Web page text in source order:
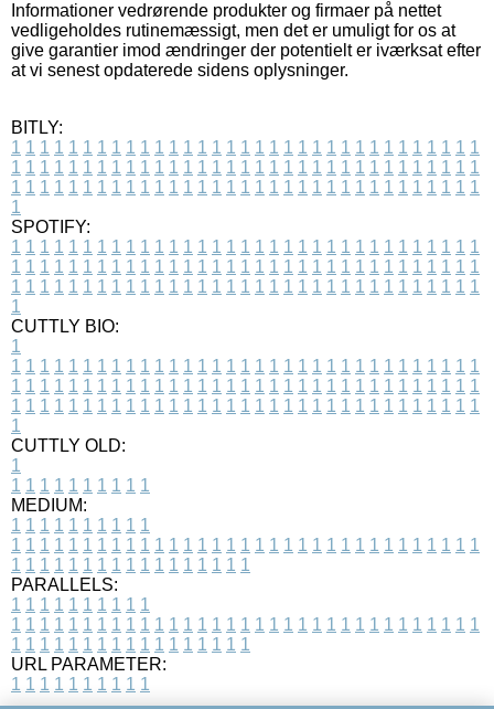
Informationer vedrørende produkter og firmaer på nettet
vedligeholdes rutinemæssigt, men det er umuligt for os at
give garantier imod ændringer der potentielt er iværksat efter
at vi senest opdaterede sidens oplysninger.
BITLY:
1 1 1 1 1 1 1 1 1 1 1 1 1 1 1 1 1 1 1 1 1 1 1 1 1 1 1 1 1 1 1 1 1
1 1 1 1 1 1 1 1 1 1 1 1 1 1 1 1 1 1 1 1 1 1 1 1 1 1 1 1 1 1 1 1 1
1 1 1 1 1 1 1 1 1 1 1 1 1 1 1 1 1 1 1 1 1 1 1 1 1 1 1 1 1 1 1 1 1
1
SPOTIFY:
1 1 1 1 1 1 1 1 1 1 1 1 1 1 1 1 1 1 1 1 1 1 1 1 1 1 1 1 1 1 1 1 1
1 1 1 1 1 1 1 1 1 1 1 1 1 1 1 1 1 1 1 1 1 1 1 1 1 1 1 1 1 1 1 1 1
1 1 1 1 1 1 1 1 1 1 1 1 1 1 1 1 1 1 1 1 1 1 1 1 1 1 1 1 1 1 1 1 1
1
CUTTLY BIO:
1
1 1 1 1 1 1 1 1 1 1 1 1 1 1 1 1 1 1 1 1 1 1 1 1 1 1 1 1 1 1 1 1 1
1 1 1 1 1 1 1 1 1 1 1 1 1 1 1 1 1 1 1 1 1 1 1 1 1 1 1 1 1 1 1 1 1
1 1 1 1 1 1 1 1 1 1 1 1 1 1 1 1 1 1 1 1 1 1 1 1 1 1 1 1 1 1 1 1 1
1
CUTTLY OLD:
1
1 1 1 1 1 1 1 1 1 1
MEDIUM:
1 1 1 1 1 1 1 1 1 1
1 1 1 1 1 1 1 1 1 1 1 1 1 1 1 1 1 1 1 1 1 1 1 1 1 1 1 1 1 1 1 1 1
1 1 1 1 1 1 1 1 1 1 1 1 1 1 1 1 1
PARALLELS:
1 1 1 1 1 1 1 1 1 1
1 1 1 1 1 1 1 1 1 1 1 1 1 1 1 1 1 1 1 1 1 1 1 1 1 1 1 1 1 1 1 1 1
1 1 1 1 1 1 1 1 1 1 1 1 1 1 1 1 1
URL PARAMETER:
1 1 1 1 1 1 1 1 1 1